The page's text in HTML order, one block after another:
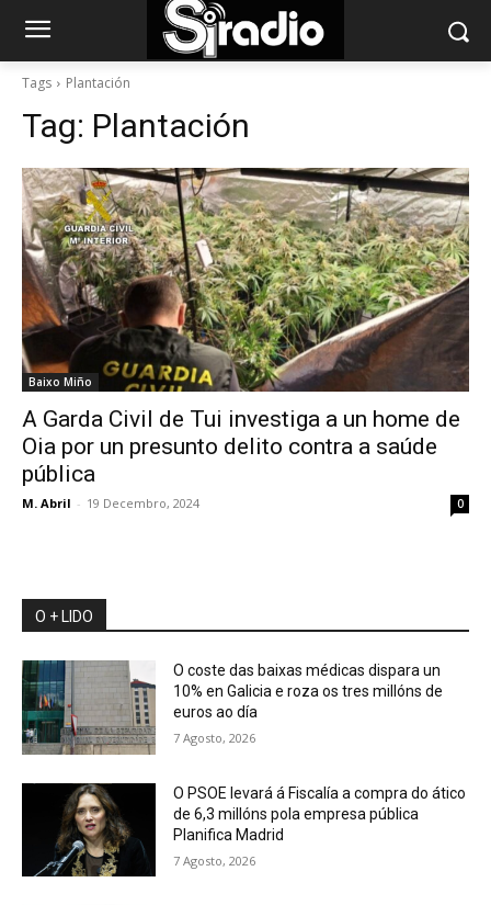
Tags Plantación
Tag: Plantación
Baixo Miño
A Garda Civil de Tui investiga a un home de
Oia por un presunto delito contra a saúde
pública
M. Abril - 19 Decembro, 2024 0
O + LIDO
O coste das baixas médicas dispara un
10% en Galicia e roza os tres millóns de
euros ao día
7 Agosto, 2026
O PSOE levará á Fiscalía a compra do ático
de 6,3 millóns pola empresa pública
Planifica Madrid
7 Agosto, 2026